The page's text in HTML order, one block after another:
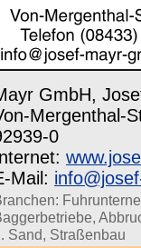
GmbH,
Mergenthal-
0
Mail:
,
Sand, Straßenbau